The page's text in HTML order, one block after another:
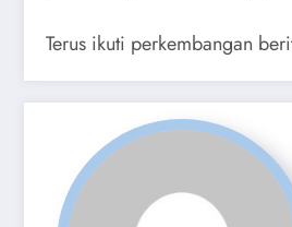
Terus ikuti perkembangan